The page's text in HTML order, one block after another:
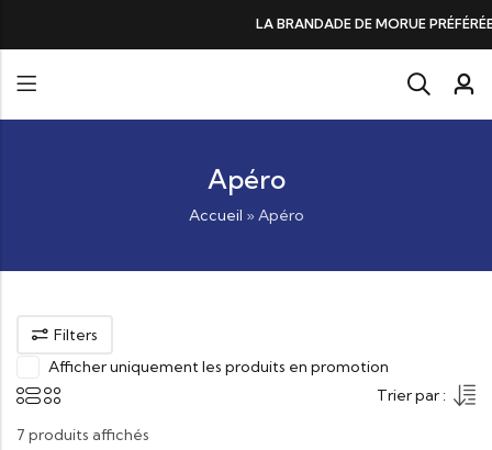
DE MORUE PRÉFÉRÉE DES GOURMANDS, N°1 DANS LES CŒURS ET
Apéro
Accueil » Apéro
Filters
Afficher uniquement les produits en promotion
Trier par :
7 produits affichés